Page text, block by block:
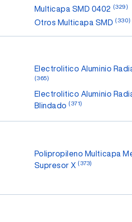
Multicapa SMD 0402 (329)
Otros Multicapa SMD (330)
Electrolitico Aluminio
(365)
Electrolitico Aluminio
Blindado (371)
Polipropileno Multicapa
Supresor X (373)